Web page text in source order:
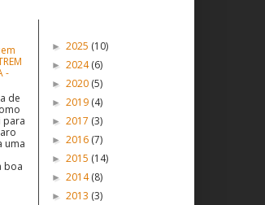
-
de
para
uma
boa
► 2025 (10)
► 2024(6)
► 2020 (5)
► 2019 (4)
► 2017 (3)
► 2016 (7)
► 2015 (14)
► 2014(8)
► 2013 (3)